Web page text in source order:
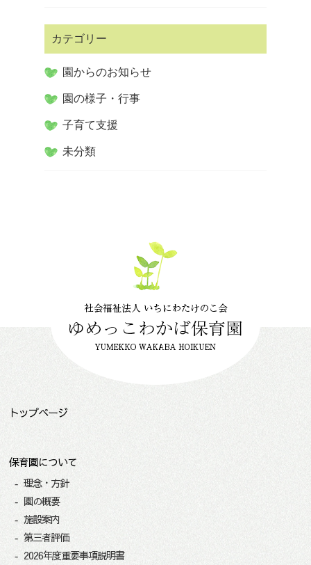
カテゴリー
園からのお知らせ
園の様子・行事
子育て支援
未分類
トップページ
保育園について
理念・方針
園の概要
施設案内
第三者評価
2026年度重要事項説明書